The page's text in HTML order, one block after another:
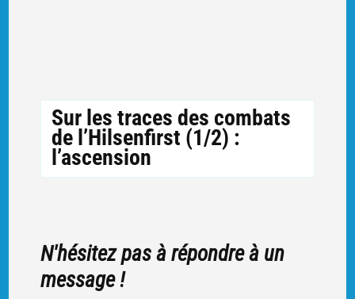
Sur les traces des combats
de l’Hilsenfirst (1/2) :
l’ascension
N'hésitez pas à répondre à un
message !